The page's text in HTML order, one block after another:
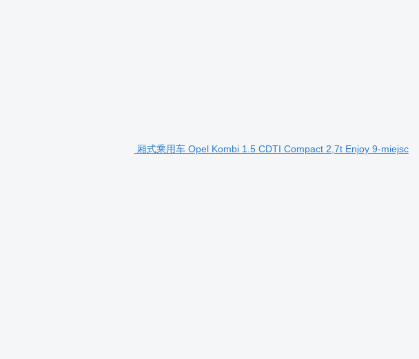
厢式乘用车 Opel Kombi 1.5 CDTI Compact 2,7t Enjoy 9-miejsc